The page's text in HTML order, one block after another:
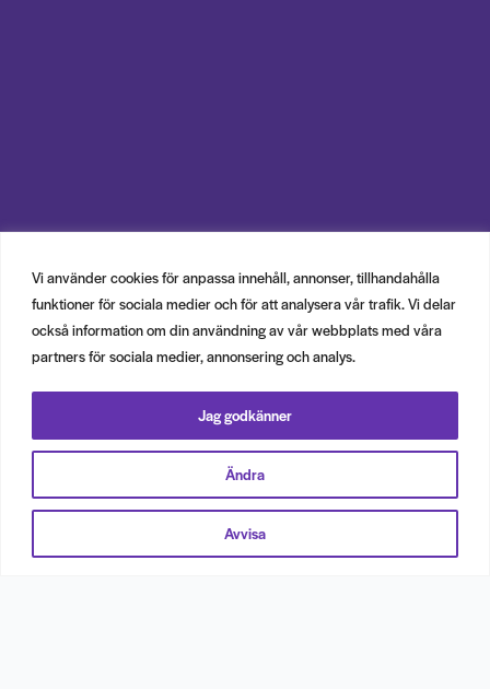
Vi använder cookies för anpassa innehåll, annonser, tillhandahålla
funktioner för sociala medier och för att analysera vår trafik. Vi delar
också information om din användning av vår webbplats med våra
partners för sociala medier, annonsering och analys.
Ändra
Avvisa
Jag godkänner